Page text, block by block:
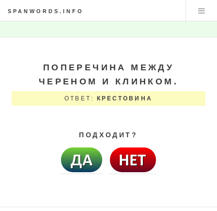
SPANWORDS.INFO
ПОПЕРЕЧИНА МЕЖДУ
ЧЕРЕНОМ И КЛИНКОМ.
ОТВЕТ: КРЕСТОВИНА
ПОДХОДИТ?